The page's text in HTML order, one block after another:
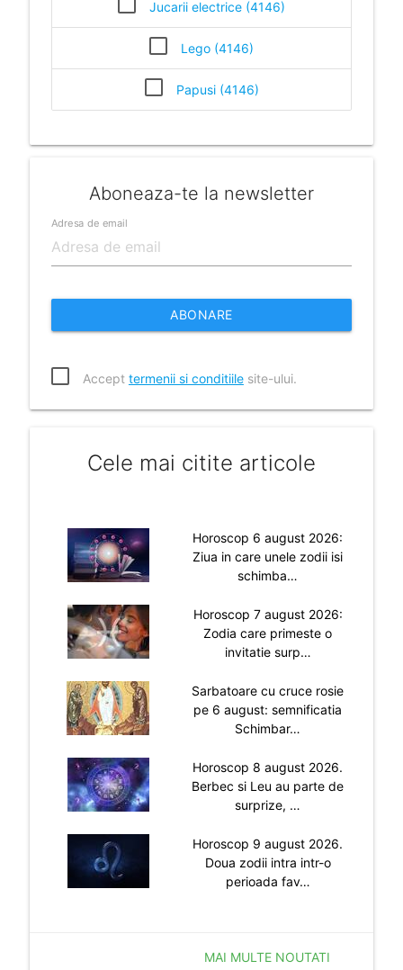
Jucarii electrice (4146)
Lego (4146)
Papusi (4146)
Aboneaza-te la newsletter
Adresa de email
ABONARE
Accept termenii si conditiilesite-ului.
Cele mai citite articole
Horoscop 6 august 2026:
Ziua in care unele zodii isi
schimba…
Horoscop 7 august 2026:
Zodia care primeste o
invitatie surp…
Sarbatoare cu cruce rosie
pe 6 august: semnificatia
Schimbar…
Horoscop 8 august 2026.
Berbec si Leu au parte de
surprize, …
Horoscop 9 august 2026.
Doua zodii intra intr-o
perioada fav…
MAI MULTE NOUTATI